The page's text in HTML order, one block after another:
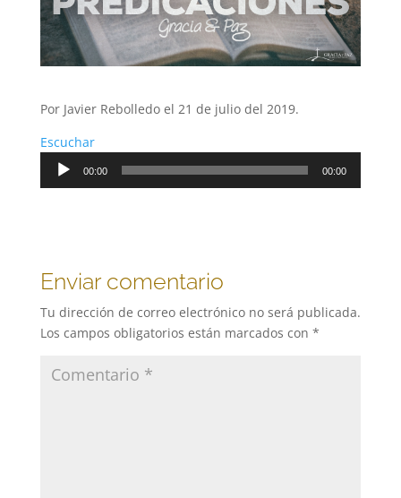
Por Javier Rebolledo el 21 de julio del 2019.
Escuchar
Reproductor
00:00 00:00
Enviar comentario
Tu dirección de correo electrónico no será publicada.
Los campos obligatorios están marcados con *